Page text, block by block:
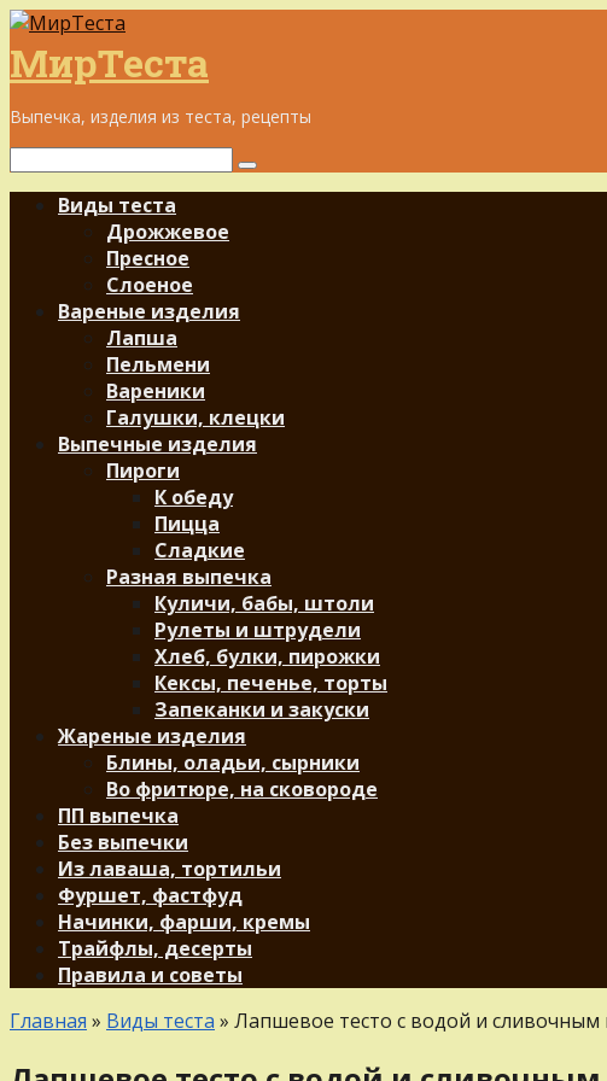
Перейти
к
контенту
МирТеста
Выпечка, изделия из теста, рецепты
Поиск:
Виды теста
Дрожжевое
Пресное
Слоеное
Вареные изделия
Лапша
Пельмени
Вареники
Галушки, клецки
Выпечные изделия
Пироги
К обеду
Пицца
Сладкие
Разная выпечка
Куличи, бабы, штоли
Рулеты и штрудели
Хлеб, булки, пирожки
Кексы, печенье, торты
Запеканки и закуски
Жареные изделия
Блины, оладьи, сырники
Во фритюре, на сковороде
ПП выпечка
Без выпечки
Из лаваша, тортильи
Фуршет, фастфуд
Начинки, фарши, кремы
Трайфлы, десерты
Правила и советы
Главная » Виды теста » Лапшевое тесто с водой и сливочным